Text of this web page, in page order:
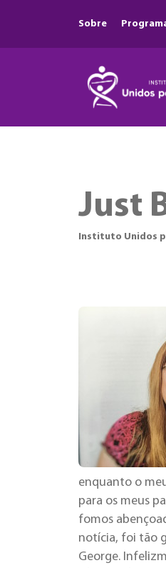
Sobre
Just
Instituto Unidos
enquanto o
para os meus
fomos
notícia, foi tão
George.